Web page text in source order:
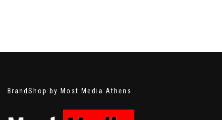
BrandShop by Most Media Athens